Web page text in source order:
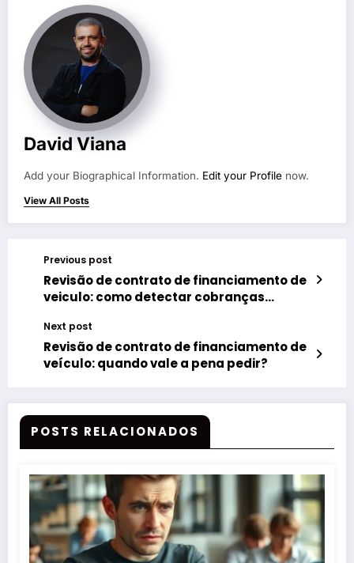
David Viana
Add your Biographical Information. Edit your Profile now.
View All Posts
Previous post
Revisão de contrato de financiamento de
veiculo: como detectar cobranças
Next post
Revisão de contrato de financiamento de
veículo: quando vale a pena pedir?
POSTS RELACIONADOS